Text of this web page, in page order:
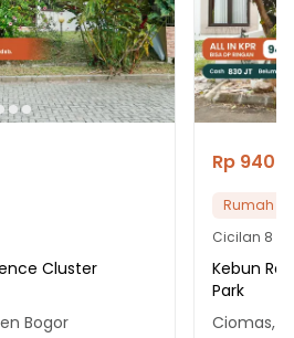
Cluster
Bogor
Rp
Rumah
Cicilan 8
Kebun
Park
Ciomas,